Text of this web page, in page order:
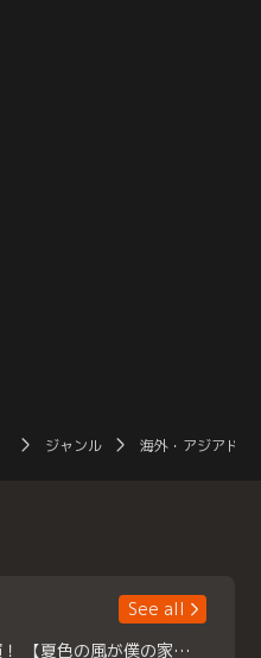
ジャンル 海外・アジアドラ
See all
浮所飛貴主演！ 【夏色の風が僕の家にやってきた】 本日よりテラサで独占配信スタート！